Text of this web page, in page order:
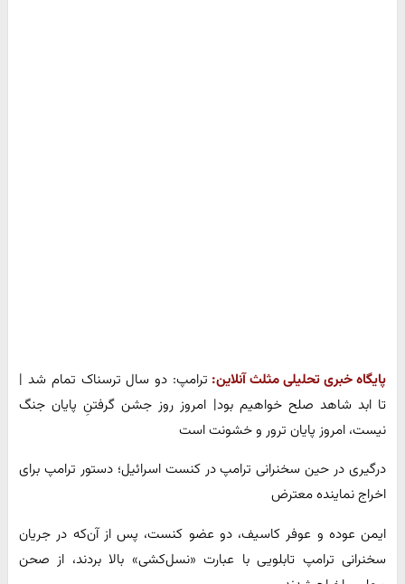
پایگاه خبری تحلیلی مثلث آنلاین: ترامپ: دو سال ترسناک تمام شد |
تا ابد شاهد صلح خواهیم بود| امروز روز جشن گرفتنِ پایان جنگ
نیست، امروز پایان ترور و خشونت است
درگیری در حین سخنرانی ترامپ در کنست اسرائیل؛ دستور ترامپ برای
اخراج نماینده معترض
ایمن عوده و عوفر کاسیف، دو عضو کنست، پس از آن‌که در جریان
سخنرانی ترامپ تابلویی با عبارت «نسل‌کشی» بالا بردند، از صحن